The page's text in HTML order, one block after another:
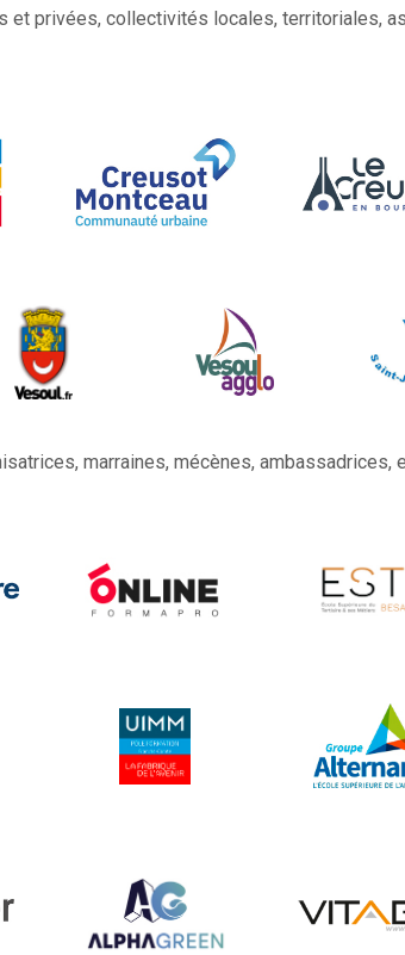
et privées, collectivités locales, territoriales,
marraines, mécènes, ambassadrices,